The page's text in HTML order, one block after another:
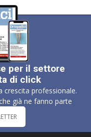
per il settore
di click
crescita professionale.
già ne fanno parte